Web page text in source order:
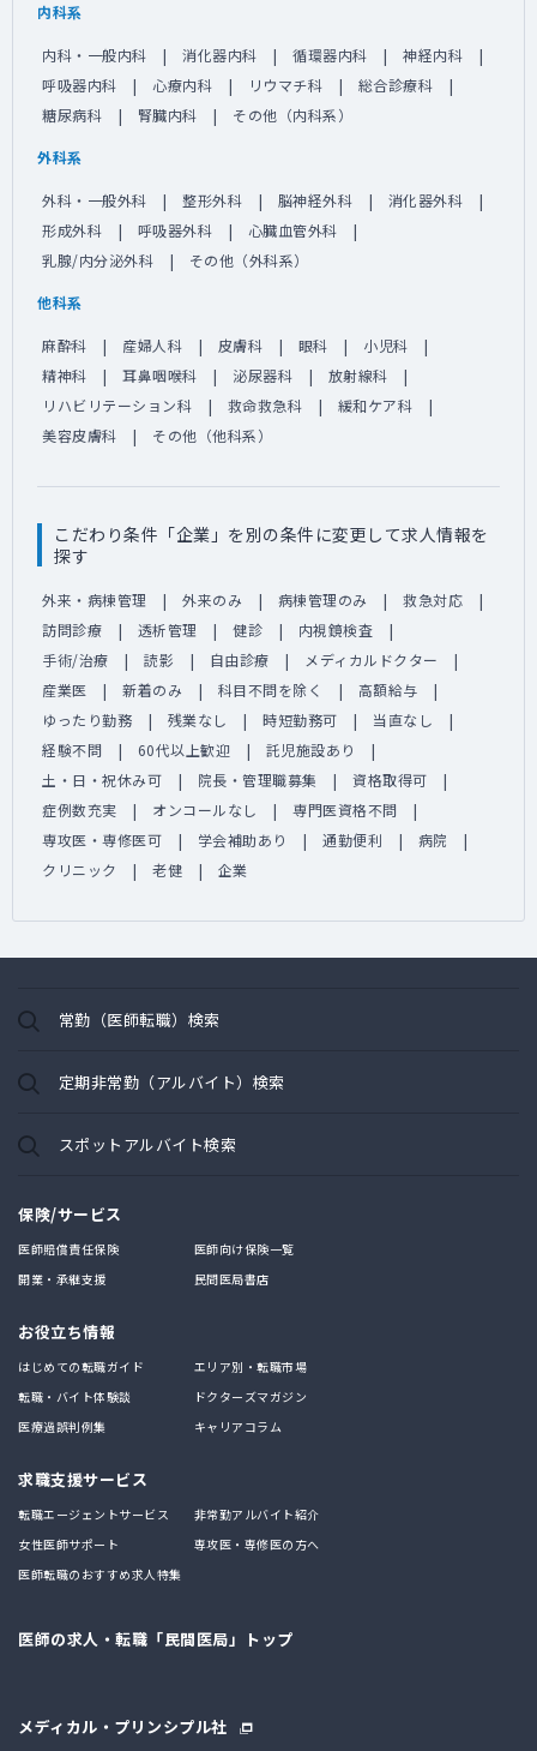
内科系
内科・一般内科 消化器内科 循環器内科
神経内科
呼吸器内科
心療内科 リウマチ科
総合診療科
糖尿病科
腎臓内科 その他（内科系）
外科系
外科・一般外科 整形外科 脳神経外科
消化器外科
形成外科
呼吸器外科
心臓血管外科
乳腺/内分泌外科
その他（外科系）
他科系
麻酔科 産婦人科 皮膚科 眼科
小児科
精神科
耳鼻咽喉科 泌尿器科
放射線科
リハビリテーション科
救命救急科
緩和ケア科
美容皮膚科
その他（他科系）
こだわり条件「企業」を別の条件に変更して求人情報を
探す
外来・病棟管理 外来のみ 病棟管理のみ
救急対応
訪問診療
透析管理 健診
内視鏡検査
手術/治療
読影 自由診療
メディカルドクター
産業医
新着のみ 科目不問を除く
高額給与
ゆったり勤務
残業なし 時短勤務可
当直なし
経験不問
60代以上歓迎
託児施設あり
土・日・祝休み可
院長・管理職募集
資格取得可
症例数充実
オンコールなし
専門医資格不問
専攻医・専修医可
学会補助あり 通勤便利
病院
クリニック
老健 企業
常勤（医師転職）検索
定期非常勤（アルバイト）検索
スポットアルバイト検索
保険/サービス
医師賠償責任保険
医師向け保険一覧
開業・承継支援
民間医局書店
お役立ち情報
はじめての転職ガイド
エリア別・転職市場
転職・バイト体験談
ドクターズマガジン
医療過誤判例集
キャリアコラム
求職支援サービス
転職エージェントサービス
非常勤アルバイト紹介
女性医師サポート
専攻医・専修医の方へ
医師転職のおすすめ求人特集
医師の求人・転職「民間医局」トップ
メディカル・プリンシプル社